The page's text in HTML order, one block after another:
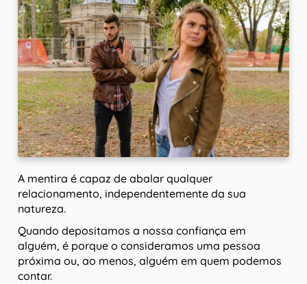
A mentira é capaz de abalar qualquer
relacionamento, independentemente da sua
natureza.
Quando depositamos a nossa confiança em
alguém, é porque o consideramos uma pessoa
próxima ou, ao menos, alguém em quem podemos
contar.